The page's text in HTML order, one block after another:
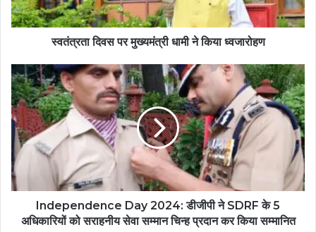
स्वतंत्रता दिवस पर मुख्यमंत्री धामी ने किया ध्वजारोहण
Independence Day 2024: डीजीपी ने SDRF के 5
अधिकारियों को सराहनीय सेवा सम्मान चिन्ह प्रदान कर किया सम्मानित